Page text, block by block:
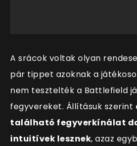
A srácok voltak olyan
pár tippet azoknak a
nem tesztelték a Battlefield
fegyvereket. Állításuk szerint
található fegyverkínálat
intuitívek lesznek, azaz